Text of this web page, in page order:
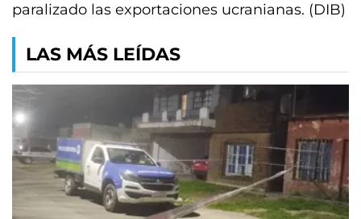
paralizado las exportaciones ucranianas. (DIB)
LAS MÁS LEÍDAS